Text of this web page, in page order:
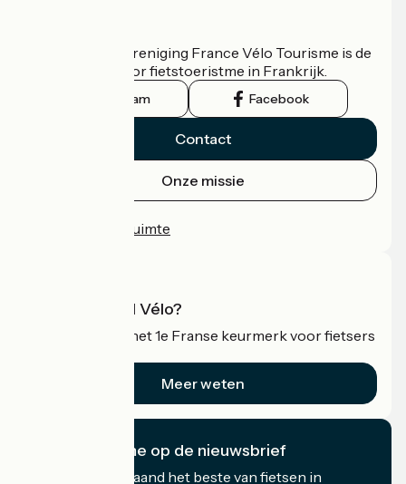
De nationale vereniging France Vélo Tourisme is de
officiële gids voor fietstoeristme in Frankrijk.
Instagram Facebook
Contact
Onze missie
Professionele ruimte
Wat is Accueil Vélo?
Accueil Vélo is het 1e Franse keurmerk voor fietsers
Meer weten
Ik abonneer me op de nieuwsbrief
Ontvang elke maand het beste van fietsen in